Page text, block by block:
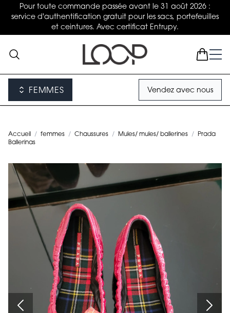
Pour toute commande passée avant le 31 août 2026 :
service d'authentification gratuit pour les sacs, portefeuilles
et ceintures. Avec certificat Entrupy.
FEMMES Vendez avec nous
Accueil / femmes / Chaussures / Mules/ mules/ ballerines /
Prada
Ballerinas